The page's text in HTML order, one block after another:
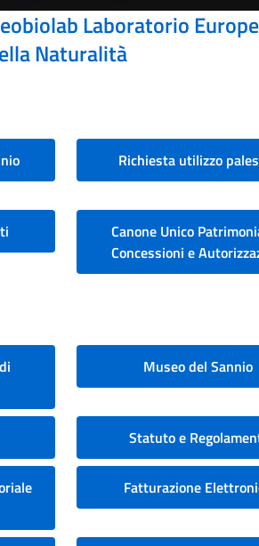
Laboratorio
Naturalità
Richiesta utilizzo
Canone Unico
Concessioni e
Museo del Sannio
Statuto e
Fatturazione